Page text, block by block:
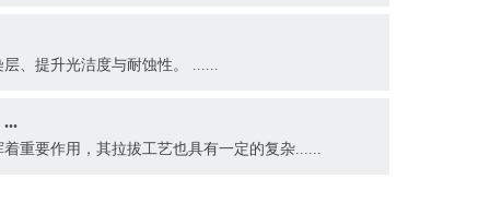
、提升光洁度与耐蚀性。 ......
重要作用，其拉拔工艺也具有一定的复杂......